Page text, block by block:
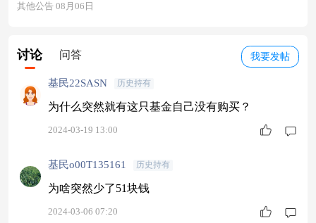
其他公告 08月06日
我要发帖
讨论 问答
基民22SASN 历史持有
为什么突然就有这只基金自己没有购买？
2024-03-19 13:00
基民o00T135161 历史持有
为啥突然少了51块钱
2024-03-06 07:20